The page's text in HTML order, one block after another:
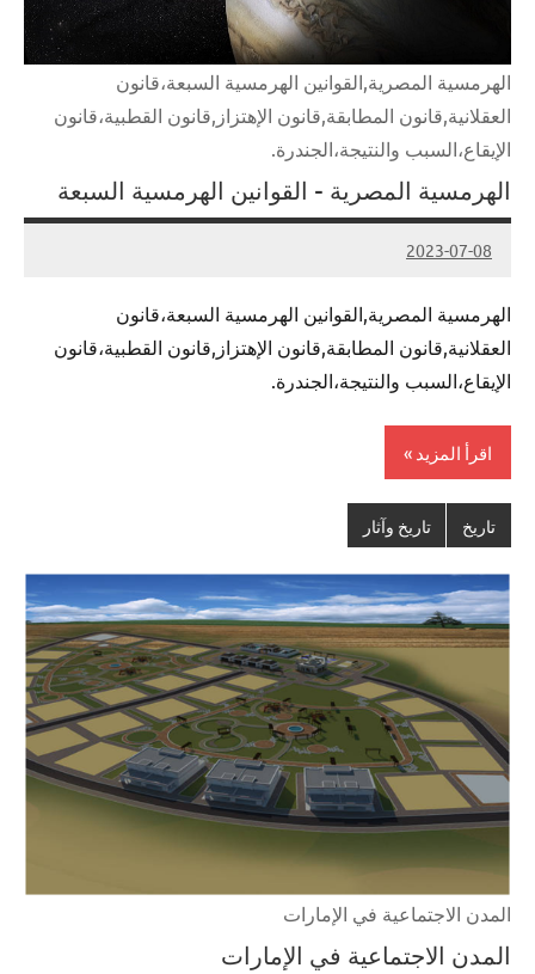
الهرمسية المصرية,القوانين الهرمسية السبعة،قانون
العقلانية,قانون المطابقة,قانون الإهتزاز,قانون القطبية،قانون
الإيقاع،السبب والنتيجة،الجندرة.
الهرمسية المصرية – القوانين الهرمسية السبعة
2023-07-08
Admin
الهرمسية المصرية,القوانين الهرمسية السبعة،قانون
العقلانية,قانون المطابقة,قانون الإهتزاز,قانون القطبية،قانون
الإيقاع،السبب والنتيجة،الجندرة.
اقرأ المزيد
تاريخ تاريخ وآثار
المدن الاجتماعية في الإمارات
المدن الاجتماعية في الإمارات